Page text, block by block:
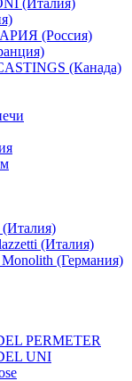
(Италия)
(Россия)
(Канада)
(Италия)
(Германия)
PERMETER
UNI